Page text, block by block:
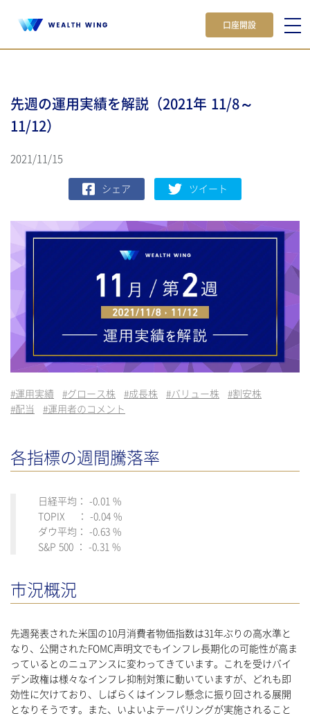
口座開設
先週の運用実績を解説（2021年 11/8～
11/12）
2021/11/15
シェア ツイート
#運用実績 #グロース株 #成長株 #バリュー株 #割安株
#配当 #運用者のコメント
各指標の週間騰落率
日経平均： -0.01 %
TOPIX ： -0.04 %
ダウ平均： -0.63 %
S&P 500 ： -0.31 %
市況概況
先週発表された米国の10月消費者物価指数は31年ぶりの高水準と
なり、公開されたFOMC声明文でもインフレ長期化の可能性が高ま
っているとのニュアンスに変わってきています。これを受けバイ
デン政権は様々なインフレ抑制対策に動いていますが、どれも即
効性に欠けており、しばらくはインフレ懸念に振り回される展開
となりそうです。また、いよいよテーパリングが実施されること